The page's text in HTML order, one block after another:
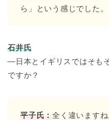
ら」という感じでした。
石井氏
―日本とイギリスではそも
ですか？
平子氏：全く違います